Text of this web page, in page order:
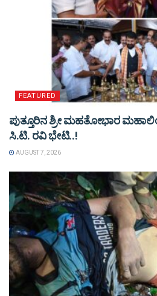
FEATURED
ಪುತ್ತೂರಿನ ಶ್ರೀ ಮಹತೋಭಾರ
ಸಿ.ಟಿ. ರವಿ ಭೇಟಿ..!
AUGUST 7, 2026